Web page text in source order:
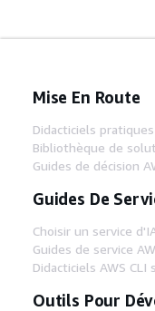
Mise En Route
Didacticiels pratiques
Bibliothèque de
Guides de décision
Guides De
Choisir un service
Guides de service
Didacticiels AWS CLI
Outils Pour